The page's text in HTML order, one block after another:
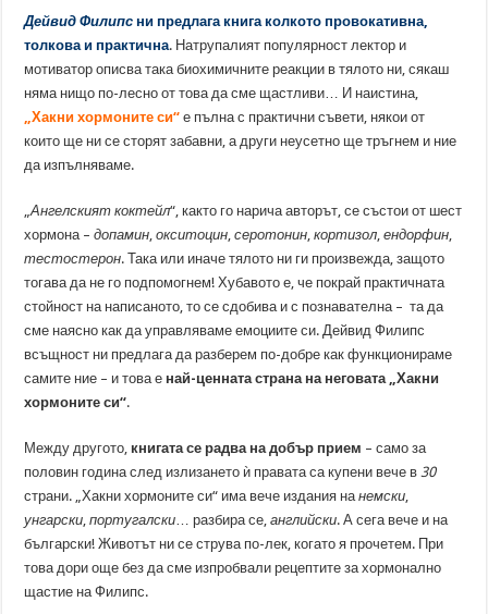
Дейвид Филипс ни предлага книга колкото провокативна,
толкова и практична. Натрупалият популярност лектор и
мотиватор описва така биохимичните реакции в тялото ни, сякаш
няма нищо по-лесно от това да сме щастливи… И наистина,
„Хакни хормоните си“ е пълна с практични съвети, някои от
които ще ни се сторят забавни, а други неусетно ще тръгнем и ние
да изпълняваме.
„Ангелският коктейл“, както го нарича авторът, се състои от шест
хормона –допамин ,окситоцин ,серотонин ,кортизол ,ендорфин
тестостерон. Така или иначе тялото ни ги произвежда, защото
тогава да не го подпомогнем! Хубавото е, че покрай практичната
стойност на написаното, то се сдобива и с познавателна – та да
сме наясно как да управляваме емоциите си. Дейвид Филипс
всъщност ни предлага да разберем по-добре как функционираме
самите ние – и това е най-ценната страна на неговата „Хакни
хормоните си“.
Между другото, книгата се радва на добър прием – само за
половин година след излизането ѝ правата са купени вече в 30
страни. „Хакни хормоните си“ има вече издания нанемски
унгарски ,португалски … разбира се,английски. А сега вече и на
български! Животът ни се струва по-лек, когато я прочетем. При
това дори още без да сме изпробвали рецептите за хормонално
щастие на Филипс.